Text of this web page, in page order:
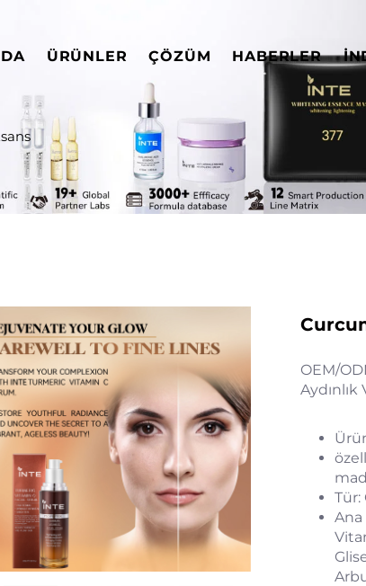
ÜRÜNLER ÇÖZÜM HABERLER
OEM/
Tür:
Ana